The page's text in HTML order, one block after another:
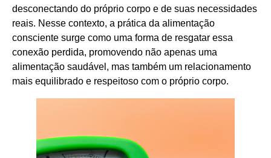
desconectando do próprio corpo e de suas necessidades
reais. Nesse contexto, a prática da alimentação
consciente surge como uma forma de resgatar essa
conexão perdida, promovendo não apenas uma
alimentação saudável, mas também um relacionamento
mais equilibrado e respeitoso com o próprio corpo.